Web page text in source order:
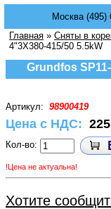
Москва (495)
Главная » Сняты в
4"3X380-415/50 5.5kW
Grundfos
Артикул: 98900419
Цена с НДС:
Кол-во:
!Цена не актуальна!
Хотите